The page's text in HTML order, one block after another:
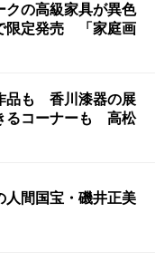
クの高級家具が異色
限定発売 「家庭画
品も 香川漆器の展
るコーナーも 高松
人間国宝・磯井正美